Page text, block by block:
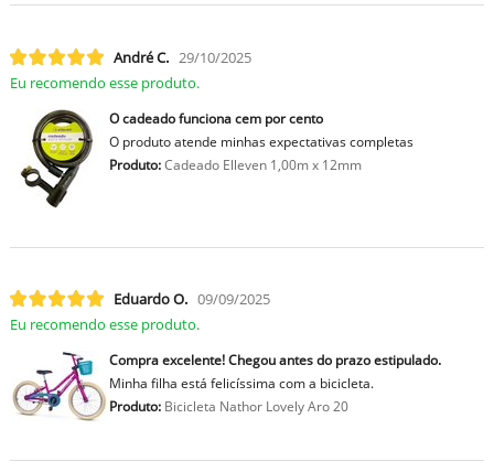
André C. 29/10/2025
Eu recomendo esse produto.
O cadeado funciona cem por cento
O produto atende minhas expectativas completas
Produto:Cadeado Elleven 1,00m x 12mm
Eduardo O. 09/09/2025
Eu recomendo esse produto.
Compra excelente! Chegou antes do prazo estipulado.
Minha filha está felicíssima com a bicicleta.
Produto:Bicicleta Nathor Lovely Aro 20